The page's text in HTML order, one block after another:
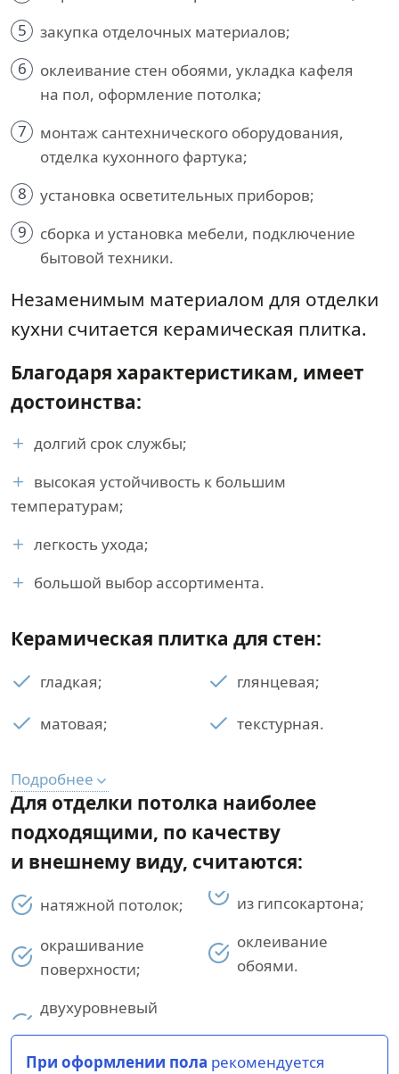
5
закупка отделочных материалов;
6
оклеивание стен обоями, укладка кафеля
на пол, оформление потолка;
7
монтаж сантехнического оборудования,
отделка кухонного фартука;
8
установка осветительных приборов;
9
сборка и установка мебели, подключение
бытовой техники.
Незаменимым материалом для отделки
кухни считается керамическая плитка.
Благодаря характеристикам, имеет
достоинства:
долгий срок службы;
высокая устойчивость к большим
температурам;
легкость ухода;
большой выбор ассортимента.
Керамическая плитка для стен:
гладкая;
матовая;
глянцевая;
текстурная.
Подробнее
Для отделки потолка наиболее
подходящими, по качеству
и внешнему виду, считаются:
натяжной потолок;
окрашивание
поверхности;
двухуровневый
из гипсокартона;
оклеивание
обоями.
При оформлении пола рекомендуется